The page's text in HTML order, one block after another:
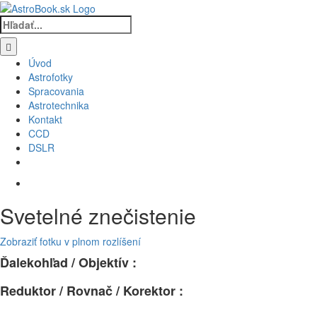
Skip
to
content
Hľadať:
Úvod
Astrofotky
Spracovania
Astrotechnika
Kontakt
CCD
DSLR
Svetelné znečistenie
Zobraziť fotku v plnom rozlíšení
Ďalekohľad / Objektív :
Reduktor / Rovnač / Korektor :